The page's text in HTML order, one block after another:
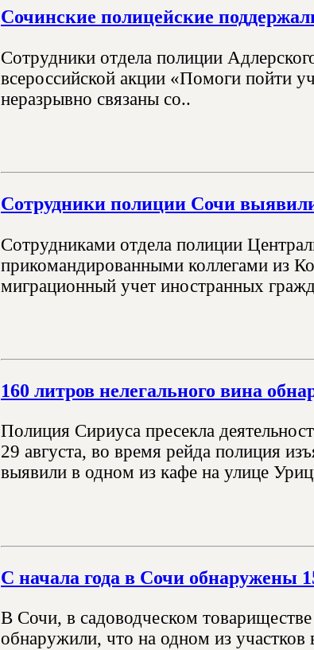
Сочинские полицейские
Сотрудники отдела полиции
всероссийской акции «Помоги пойти
неразрывно связаны со..
Сотрудники полиции Сочи
Сотрудниками отдела полиции
прикомандированными коллегами из
миграционный учет иностранных
160 литров нелегального вина
Полиция Сириуса пресекла
29 августа, во время рейда полиция
выявили в одном из кафе на улице
С начала года в Сочи обнаружены
В Сочи, в садоводческом
обнаружили, что на одном из участков